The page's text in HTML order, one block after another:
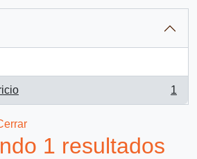
1
1 resultados